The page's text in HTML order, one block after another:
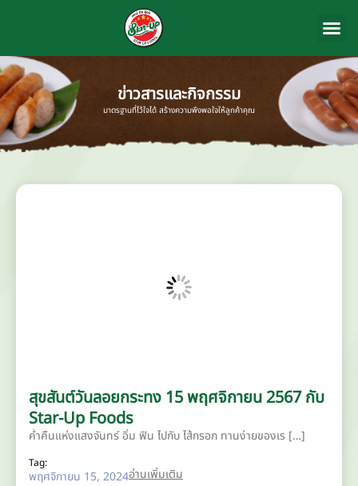
ข่าวสารและกิจกรรม
มาตรฐานที่ไว้ใจได้ สร้างความพึงพอใจให้ลูกค้าคุณ
สุขสันต์วันลอยกระทง 15 พฤศจิกายน 2567 กับ
Star-Up Foods
ค่ำคืนแห่งแสงจันทร์ อิ่ม ฟิน ไปกับ ไส้กรอก ทานง่ายของเร […]
Tag:
พฤศจิกายน 15, 2024อ่านเพิ่มเติม